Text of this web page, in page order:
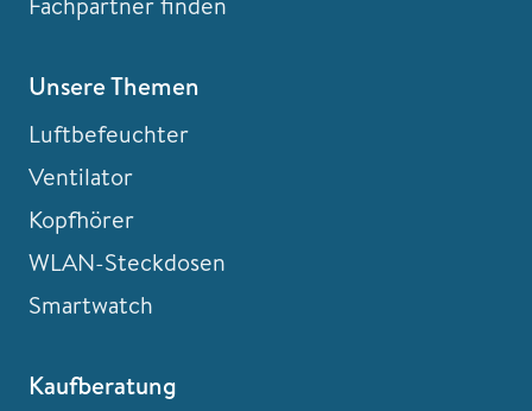
Unsere Themen
Luftbefeuchter
Ventilator
Kopfhörer
WLAN-Steckdosen
Smartwatch
Kaufberatung